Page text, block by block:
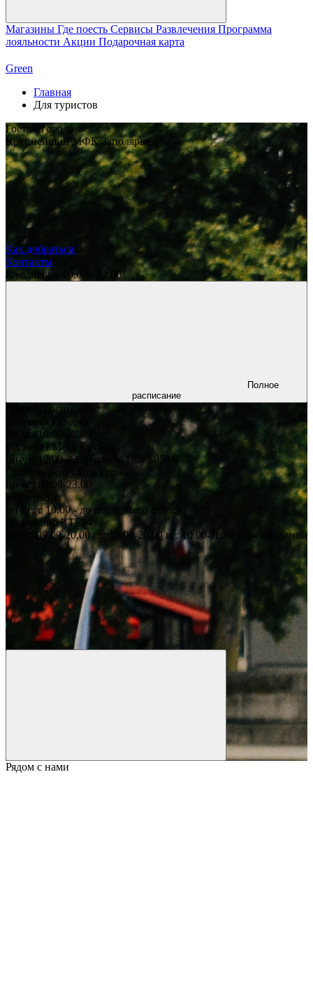
Магазины Где поесть Сервисы Развлечения Программа
лояльности Акции Подарочная карта
Green
Главная
Для туристов
Гостям города
Крупнейший МФК Заполярья
Как добраться
Контакты
Ежедневно
10:00 - 22:00
Полное
расписание
Полное расписание
Торговая Галерея
пн-вс: 10.00-22.00
Ресторан Мега Кружка
пн-чт: 12.00-22.00
пт-сб: 12.00-05.00
Супермаркет Сити Гурмэ
пн-вс: 09.00-23.00
Кинотеатр
пн-вс: с 10.00- до последнего сеанса
Отделение ВТБ24
вт-пт: 09.00-20.00 сб: 10.00-20.00 вс: 10.00-18.00 пн - выходной
Рядом с нами